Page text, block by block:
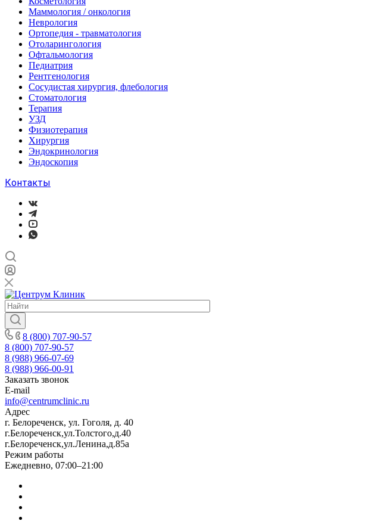
Маммология / онкология
Неврология
Ортопедия - травматология
Отоларингология
Офтальмология
Педиатрия
Рентгенология
Сосудистая хирургия, флебология
Стоматология
Терапия
УЗД
Физиотерапия
Хирургия
Эндокринология
Эндоскопия
Контакты
8 (800) 707-90-57
8 (800) 707-90-57
8 (988) 966-07-69
8 (988) 966-00-91
Заказать звонок
E-mail
info@centrumclinic.ru
Адрес
г. Белореченск, ул. Гоголя, д. 40
г.Белореченск,ул.Толстого,д.40
г.Белореченск,ул.Ленина,д.85а
Режим работы
Ежедневно, 07:00–21:00